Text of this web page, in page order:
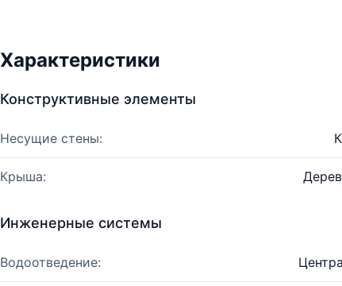
Характеристики
Конструктивные элементы
Несущие стены:
Крыша:
Инженерные системы
Водоотведение: